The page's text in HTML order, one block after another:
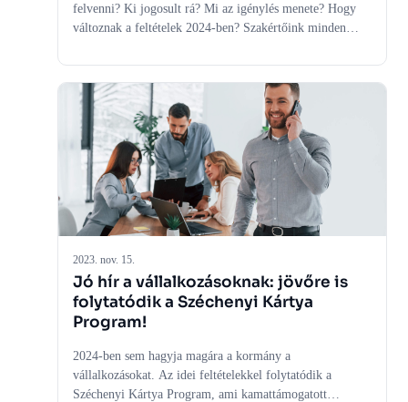
felvenni? Ki jogosult rá? Mi az igénylés menete? Hogy
változnak a feltételek 2024-ben? Szakértőink minden
változásokat is.
2023. nov. 15.
Jó hír a vállalkozásoknak: jövőre is
folytatódik a Széchenyi Kártya
Program!
2024-ben sem hagyja magára a kormány a
vállalkozásokat. Az idei feltételekkel folytatódik a
Széchenyi Kártya Program, ami kamattámogatott